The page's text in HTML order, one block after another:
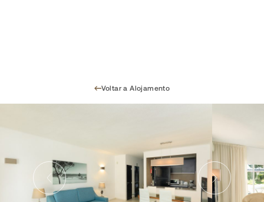
Voltar a Alojamento